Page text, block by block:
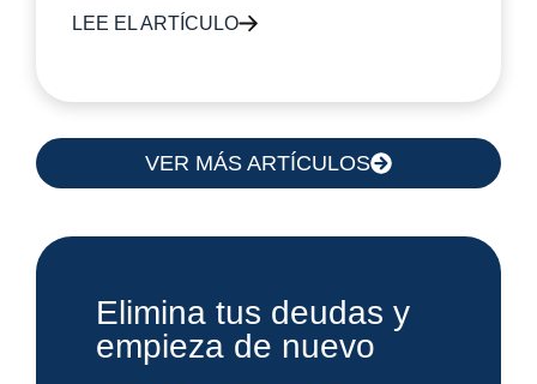
LEE EL ARTÍCULO
VER MÁS ARTÍCULOS
Elimina tus deudas y
empieza de nuevo